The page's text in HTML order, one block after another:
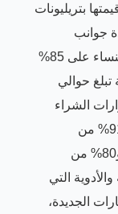
بتريليونات
جوانب
تسيطر النساء على 85%
تبلغ حوالي
الشراء
المهمة بنسب عالية، فمثلاً، يشاركن في 91% من
مشتريات المنازل، و92% من العطلات، و80% من
والأدوية التي
من السيارات الجديدة،